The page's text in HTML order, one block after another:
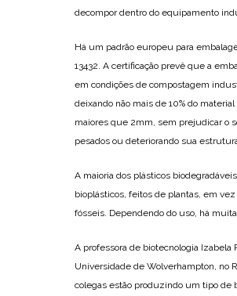
decompor dentro do equipamento
Há um padrão europeu para
13432. A certificação prevê que a
em condições de compostagem
deixando não mais de 10% do
maiores que 2mm, sem prejudicar o
pesados ou deteriorando sua
A maioria dos plásticos
bioplásticos, feitos de plantas, em
fósseis. Dependendo do uso, há
A professora de biotecnologia Izabela
Universidade de Wolverhampton, no
colegas estão produzindo um tipo de